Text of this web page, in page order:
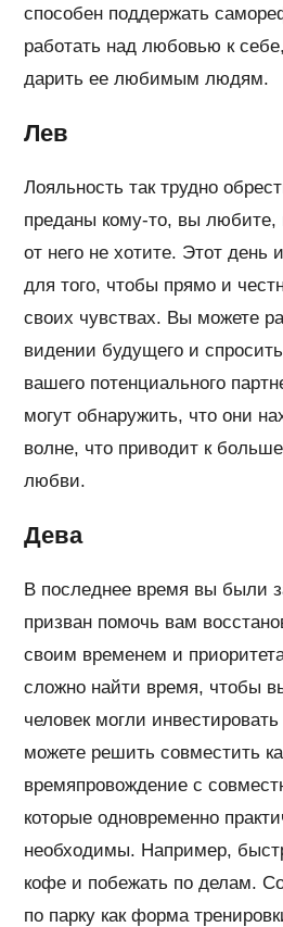
способен поддержать
работать над любовью к
дарить ее любимым людям.
Лев
Лояльность так трудно
преданы кому-то, вы
от него не хотите. Этот день
для того, чтобы прямо и
своих чувствах. Вы можете
видении будущего и
вашего потенциального
могут обнаружить, что они
волне, что приводит к
любви.
Дева
В последнее время вы были
призван помочь вам
своим временем и
сложно найти время, чтобы
человек могли
можете решить совместить
времяпровождение с
которые одновременно
необходимы. Например,
кофе и побежать по делам.
по парку как форма